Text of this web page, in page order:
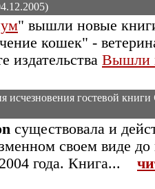
" вышли новые
кошек" -
издательства Вышли
исчезновения гостевой книги
существовала и
своем виде
года. Книга...